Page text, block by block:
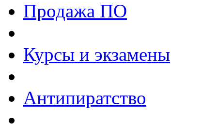
Продажа ПО
Курсы и экзамены
Антипиратство